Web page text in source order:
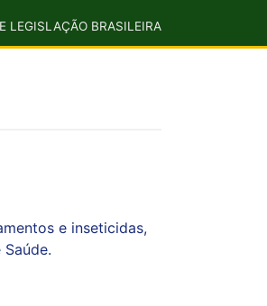
LEGISLAÇÃO BRASILEIRA
e inseticidas,